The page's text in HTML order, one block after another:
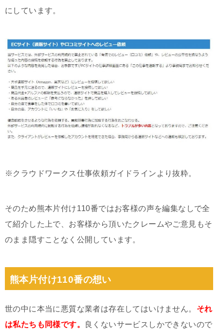
にしています。
※クラウドワークス仕事依頼ガイドラインより抜粋。
そのため熊本片付け110番ではお客様の声を編集なしで全
て紹介した上で、お客様から頂いたクレームやご意見もそ
のまま隠すことなく公開しています。
熊本片付け110番の想い
世の中に本当に悪質な業者は存在してはいけません。 それ
は私たちも同様です。
良くないサービスしかできないので